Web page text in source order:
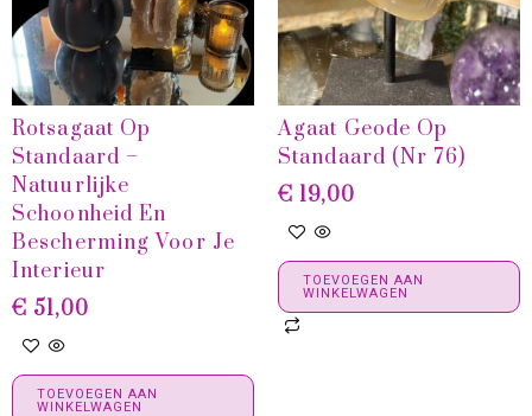
Rotsagaat Op
Standaard –
Natuurlijke
Schoonheid En
Bescherming Voor Je
Interieur
€ 51,00
TOEVOEGEN AAN
WINKELWAGEN
Agaat Geode Op
Standaard (Nr 76)
€ 19,00
TOEVOEGEN AAN
WINKELWAGEN